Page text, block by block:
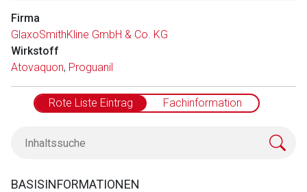
Firma
GlaxoSmithKline GmbH & Co. KG
Wirkstoff
Atovaquon, Proguanil
Rote Liste Eintrag Fachinformation
BASISINFORMATIONEN